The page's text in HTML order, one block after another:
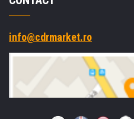
info@cdrmarket.ro